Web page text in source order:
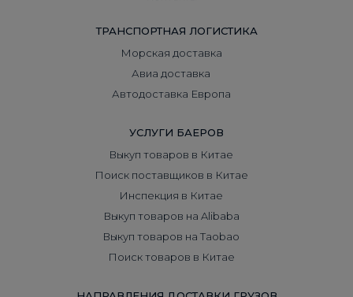
ТРАНСПОРТНАЯ ЛОГИСТИКА
Морская доставка
Авиа доставка
Автодоставка Европа
УСЛУГИ БАЕРОВ
Выкуп товаров в Китае
Поиск поставщиков в Китае
Инспекция в Китае
Выкуп товаров на Alibaba
Выкуп товаров на Taobao
Поиск товаров в Китае